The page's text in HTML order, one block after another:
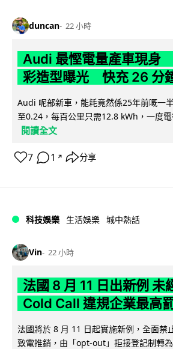
duncan 22 小時
Audi 最慳電量產車現
彩造型曝光 快充 26 分
Audi 呢部新車，能耗竟然係25年前嘅一
至0.24，每百公里只需12.8 kWh，一度
閱讀全文
7 1 ↗ 分享
科技娛樂 生活娛樂 城中熱話
Vin 22 小時
法國 8 月 11 日出新例 未
Cold Call 違規企業最高
法國將於 8 月 11 日起實施新例，全面禁
致電推銷，由「opt-out」拒接登記制轉